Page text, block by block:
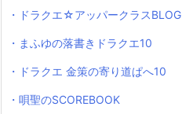
・ドラクエ☆アッパークラスBLOG
・まふゆの落書きドラクエ10
・ドラクエ 金策の寄り道ぱへ10
・唄聖のSCOREBOOK